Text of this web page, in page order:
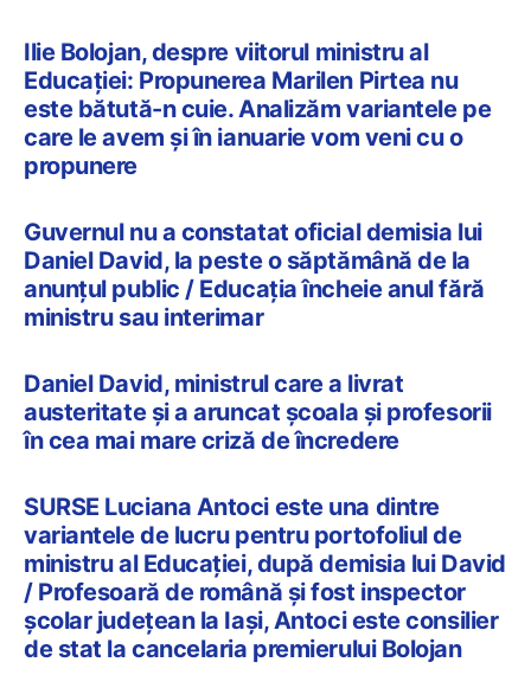
Ilie Bolojan, despre viitorul ministru al
Educației: Propunerea Marilen Pirtea nu
este bătută-n cuie. Analizăm variantele pe
care le avem și în ianuarie vom veni cu o
propunere
Guvernul nu a constatat oficial demisia lui
Daniel David, la peste o săptămână de la
anunțul public / Educația încheie anul fără
ministru sau interimar
Daniel David, ministrul care a livrat
austeritate și a aruncat școala și profesorii
în cea mai mare criză de încredere
SURSE Luciana Antoci este una dintre
variantele de lucru pentru portofoliul de
ministru al Educației, după demisia lui David
/ Profesoară de română și fost inspector
școlar județean la Iași, Antoci este consilier
de stat la cancelaria premierului Bolojan